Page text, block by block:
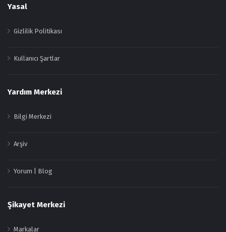
Yasal
Gizlilik Politikası
Kullanıcı Şartlar
Yardım Merkezi
Bilgi Merkezi
Arşiv
Yorum | Blog
Şikayet Merkezi
Markalar